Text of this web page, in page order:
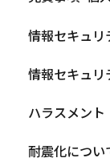
情報セキュリ
情報セキュリ
ハラスメント
耐震化につい